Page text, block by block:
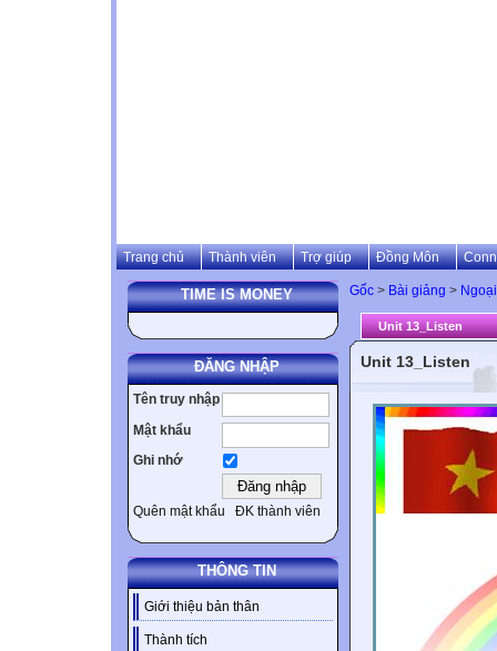
Trang chủ Thành viên Trợ giúp Đồng Môn
TIME IS MONEY
ĐĂNG NHẬP
Tên truy nhập
Mật khẩu
Ghi nhớ
Quên mật khẩu ĐK thành viên
THÔNG TIN
Giới thiệu bản thân
Thành tích
Gốc > Bài giảng >
Unit 13_Listen
Unit 13_Listen